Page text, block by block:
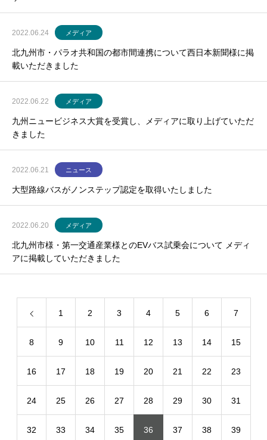
2022.06.24 メディア
北九州市・パラオ共和国の都市間連携について西日本新聞様に掲
載いただきました
2022.06.22 メディア
九州ニュービジネス大賞を受賞し、メディアに取り上げていただ
きました
2022.06.21 ニュース
大型路線バスがノンステップ認定を取得いたしました
2022.06.20 メディア
北九州市様・第一交通産業様とのEVバス試乗会について メディ
アに掲載していただきました
1 2 3 4 5 6 7
8 9 10 11 12 13 14 15
16 17 18 19 20 21 22 23
24 25 26 27 28 29 30 31
32 33 34 35 36 37 38 39